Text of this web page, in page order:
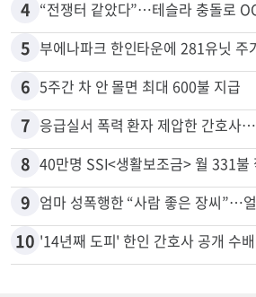
3 김원석 투자 사기 논란 고발 영상 파
4 “전쟁터 같았다”…테슬라 충돌로
5 부에나파크 한인타운에 281유닛 주
6 5주간 차 안 몰면 최대 600불 지급
7 응급실서 폭력 환자 제압한 간호사…
8 40만명 SSI<생활보조금> 월 331불
9
'14년째 도피' 한인 간호사 공개 수